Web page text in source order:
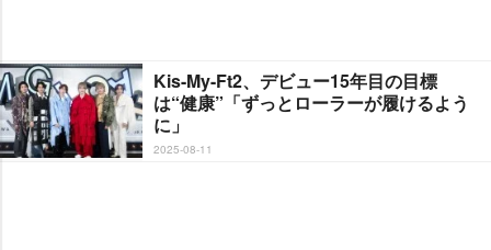
Kis-My-Ft2、デビュー15年目の目標
は“健康”「ずっとローラーが履けるよう
に」
2025-08-11